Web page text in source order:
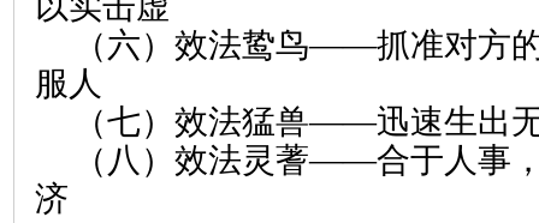
（六）效法鸷鸟——抓准对方
服人
（七）效法猛兽——迅速生出
（八）效法灵蓍——合于人事
济